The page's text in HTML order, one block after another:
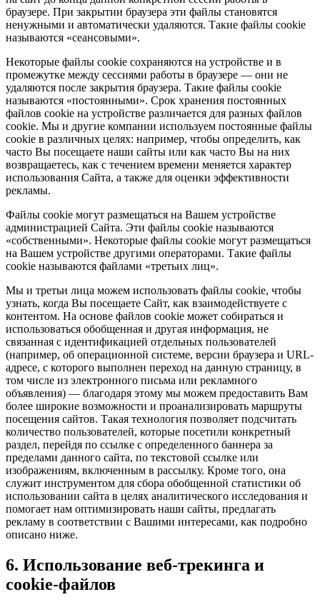
браузере. При закрытии браузера эти файлы становятся
ненужными и автоматически удаляются. Такие файлы cookie
называются «сеансовыми».
Некоторые файлы cookie сохраняются на устройстве и в
промежутке между сессиями работы в браузере — они не
удаляются после закрытия браузера. Такие файлы cookie
называются «постоянными». Срок хранения постоянных
файлов cookie на устройстве различается для разных файлов
cookie. Мы и другие компании используем постоянные файлы
cookie в различных целях: например, чтобы определить, как
часто Вы посещаете наши сайты или как часто Вы на них
возвращаетесь, как с течением времени меняется характер
использования Сайта, а также для оценки эффективности
рекламы.
Файлы cookie могут размещаться на Вашем устройстве
администрацией Сайта. Эти файлы cookie называются
«собственными». Некоторые файлы cookie могут размещаться
на Вашем устройстве другими операторами. Такие файлы
cookie называются файлами «третьих лиц».
Мы и третьи лица можем использовать файлы cookie, чтобы
узнать, когда Вы посещаете Сайт, как взаимодействуете с
контентом. На основе файлов cookie может собираться и
использоваться обобщенная и другая информация, не
связанная с идентификацией отдельных пользователей
(например, об операционной системе, версии браузера и URL-
адресе, с которого выполнен переход на данную страницу, в
том числе из электронного письма или рекламного
объявления) — благодаря этому мы можем предоставить Вам
более широкие возможности и проанализировать маршруты
посещения сайтов. Такая технология позволяет подсчитать
количество пользователей, которые посетили конкретный
раздел, перейдя по ссылке с определенного баннера за
пределами данного сайта, по текстовой ссылке или
изображениям, включенным в рассылку. Кроме того, она
служит инструментом для сбора обобщенной статистики об
использовании сайта в целях аналитического исследования и
помогает нам оптимизировать наши сайты, предлагать
рекламу в соответствии с Вашими интересами, как подробно
описано ниже.
6. Использование веб-трекинга и
cookie-файлов